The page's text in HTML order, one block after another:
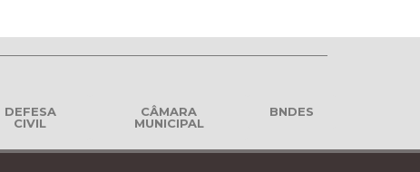
DEFESA
CIVIL
CÂMARA
MUNICIPAL
BNDES